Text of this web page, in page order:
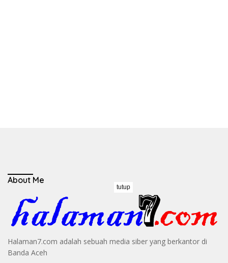
About Me
Halaman7.com adalah sebuah media siber yang berkantor di
Banda Aceh
tutup